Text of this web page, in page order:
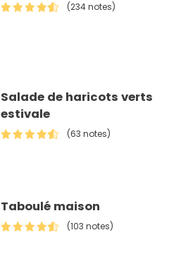
(234 notes)
Salade de haricots verts
estivale
(63 notes)
Taboulé maison
(103 notes)